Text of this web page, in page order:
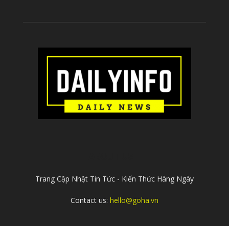
Trang Cập Nhật Tin Tức - Kiến Thức Hàng Ngày
Contact us: hello@goha.vn